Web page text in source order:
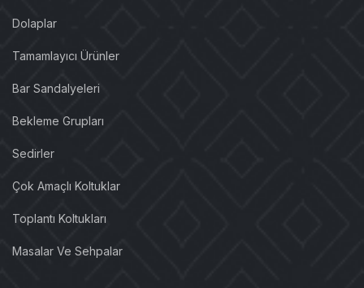
Dolaplar
Tamamlayıcı Ürünler
Bar Sandalyeleri
Bekleme Grupları
Sedirler
Çok Amaçlı Koltuklar
Toplantı Koltukları
Masalar Ve Sehpalar